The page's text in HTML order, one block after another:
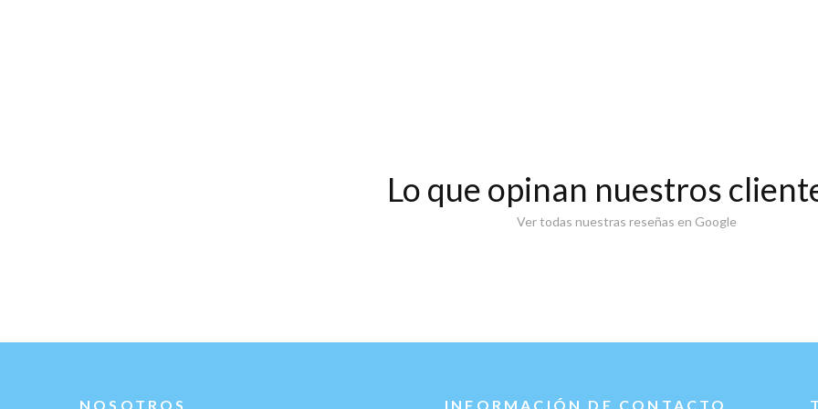
Lo que opinan nuestros
Ver todas nuestras reseñas en Google
NOSOTROS INFORMACIÓN DE CONTACTO